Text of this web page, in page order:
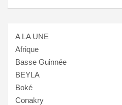
A LA UNE
Afrique
Basse Guinnée
BEYLA
Boké
Conakry